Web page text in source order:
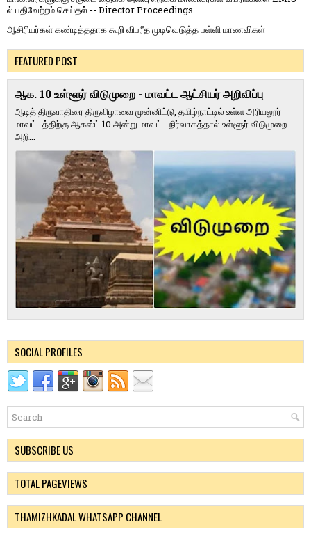
ல் பதிவேற்றம் செய்தல் -- Director Proceedings
ஆசிரியர்கள் கண்டித்ததாக கூறி விபரீத முடிவெடுத்த பள்ளி மாணவிகள்
FEATURED POST
ஆக. 10 உள்ளூர் விடுமுறை - மாவட்ட ஆட்சியர் அறிவிப்பு
ஆடித் திருவாதிரை திருவிழாவை முன்னிட்டு, தமிழ்நாட்டில் உள்ள அரியலூர்
மாவட்டத்திற்கு ஆகஸ்ட் 10 அன்று மாவட்ட நிர்வாகத்தால் உள்ளூர் விடுமுறை
அறி...
SOCIAL PROFILES
SUBSCRIBE US
TOTAL PAGEVIEWS
THAMIZHKADAL WHATSAPP CHANNEL